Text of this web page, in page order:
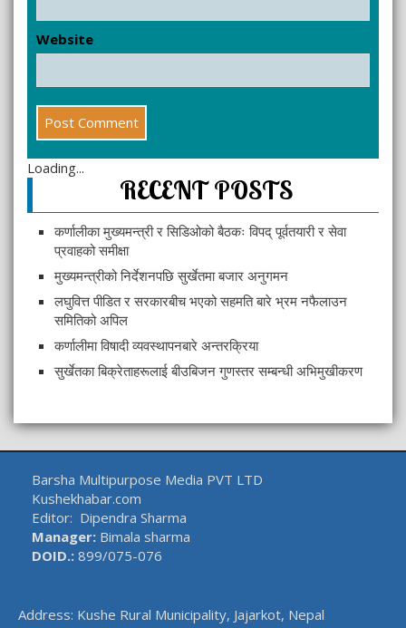
Website
Loading...
RECENT POSTS
कर्णालीका मुख्यमन्त्री र सिडिओको बैठकः विपद् पूर्वतयारी र सेवा
प्रवाहको समीक्षा
मुख्यमन्त्रीको निर्देशनपछि सुर्खेतमा बजार अनुगमन
लघुवित्त पीडित र सरकारबीच भएको सहमति बारे भ्रम नफैलाउन
समितिको अपिल
कर्णालीमा विषादी व्यवस्थापनबारे अन्तरक्रिया
सुर्खेतका बिक्रेताहरूलाई बीउबिजन गुणस्तर सम्बन्धी अभिमुखीकरण
Barsha Multipurpose Media PVT LTD
Kushekhabar.com
Editor: Dipendra Sharma
Manager: Bimala sharma
DOID.: 899/075-076
Address: Kushe Rural Municipality, Jajarkot, Nepal